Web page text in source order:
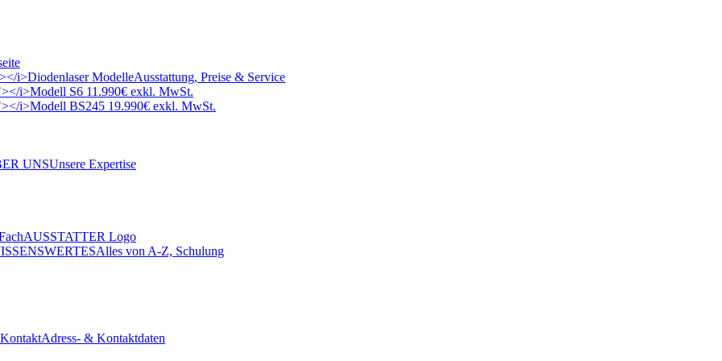
i>Diodenlaser ModelleAusstattung, Preise & Service
i>Modell S6 11.990€ exkl. MwSt.
i>Modell BS245 19.990€ exkl. MwSt.
UNSUnsere Expertise
Alles von A-Z, Schulung
KontaktAdress- & Kontaktdaten